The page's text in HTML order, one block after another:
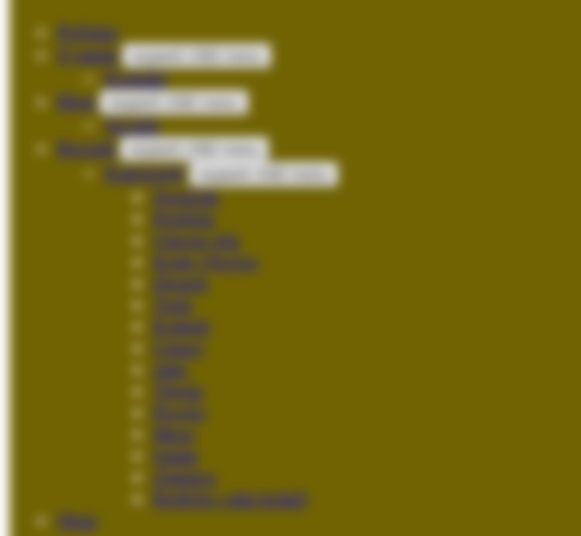
Početna
O nama
Kontakt
Blog
Socials
Recepti
Kategorije expand child menu
Doručak
Predjela
Glavna jela
Kruh i Peciva
Deserti
Torte
Kokteli
Umaci
Juhe
Tijesto
Meso
Salate
Zimnica
Božićni i sitni kolači
Shop